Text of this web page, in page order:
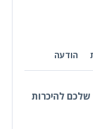
הודעה
להיכרות